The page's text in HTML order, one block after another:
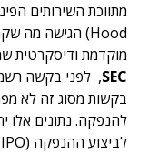
מתווכת השירותים
Hood) הגישה מה שקרוי
מוקדמת ודיסקרטית
SEC, לפני בקשה
בקשות מסוג זה לא
להנפקה. נתונים
לביצוע ההנפקה (IPO).